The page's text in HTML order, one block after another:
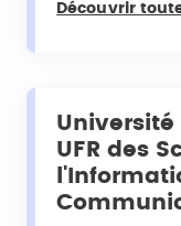
Découvrir
Université
UFR des